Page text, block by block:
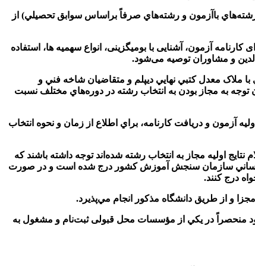
رشته مجازي اين سازمان به منظور راهنمايي و كمك به متقاضيان در انتخاب رشته آزمون سراسري سال 1400 (براي رشته‌هاي باآزمون و رشته‌هاي صرفاً براساس سوابق تحصيلي) از
از جمله تشریح محتوای کارنامه آزمون، آشنایی با بومی­گزینی، انواع سهمیه­ ها، استفاده
و مشاوران توصیه می‌شود.
و مؤسسات پذيرنده در سال 1400 براي متقاضيان شاخه نظري با ملاک معدل کتبي نهايي ديپلم و متقاضيان شاخه فني و
توجه به مجاز بودن به انتخاب رشته در دوره‌هاي مختلف نسبت
آزمون و دريافت كارنامه، براي اطلاع از زمان و نحوه انتخاب
اعلام نتايج اوليه مجاز به انتخاب رشته شده‌اند توجه داشته باشند که
رساني سازمان سنجش آموزش کشور درج شده است و در صورت
درج کنند.
خود منحصراً در يكي از مؤسسات محل قبولی ثبت‌نام و مشغول به